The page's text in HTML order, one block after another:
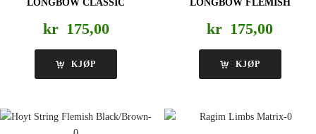
LONGBOW CLASSIC
kr 175,00
KJØP
LONGBOW FLEMISH
kr 175,00
KJØP